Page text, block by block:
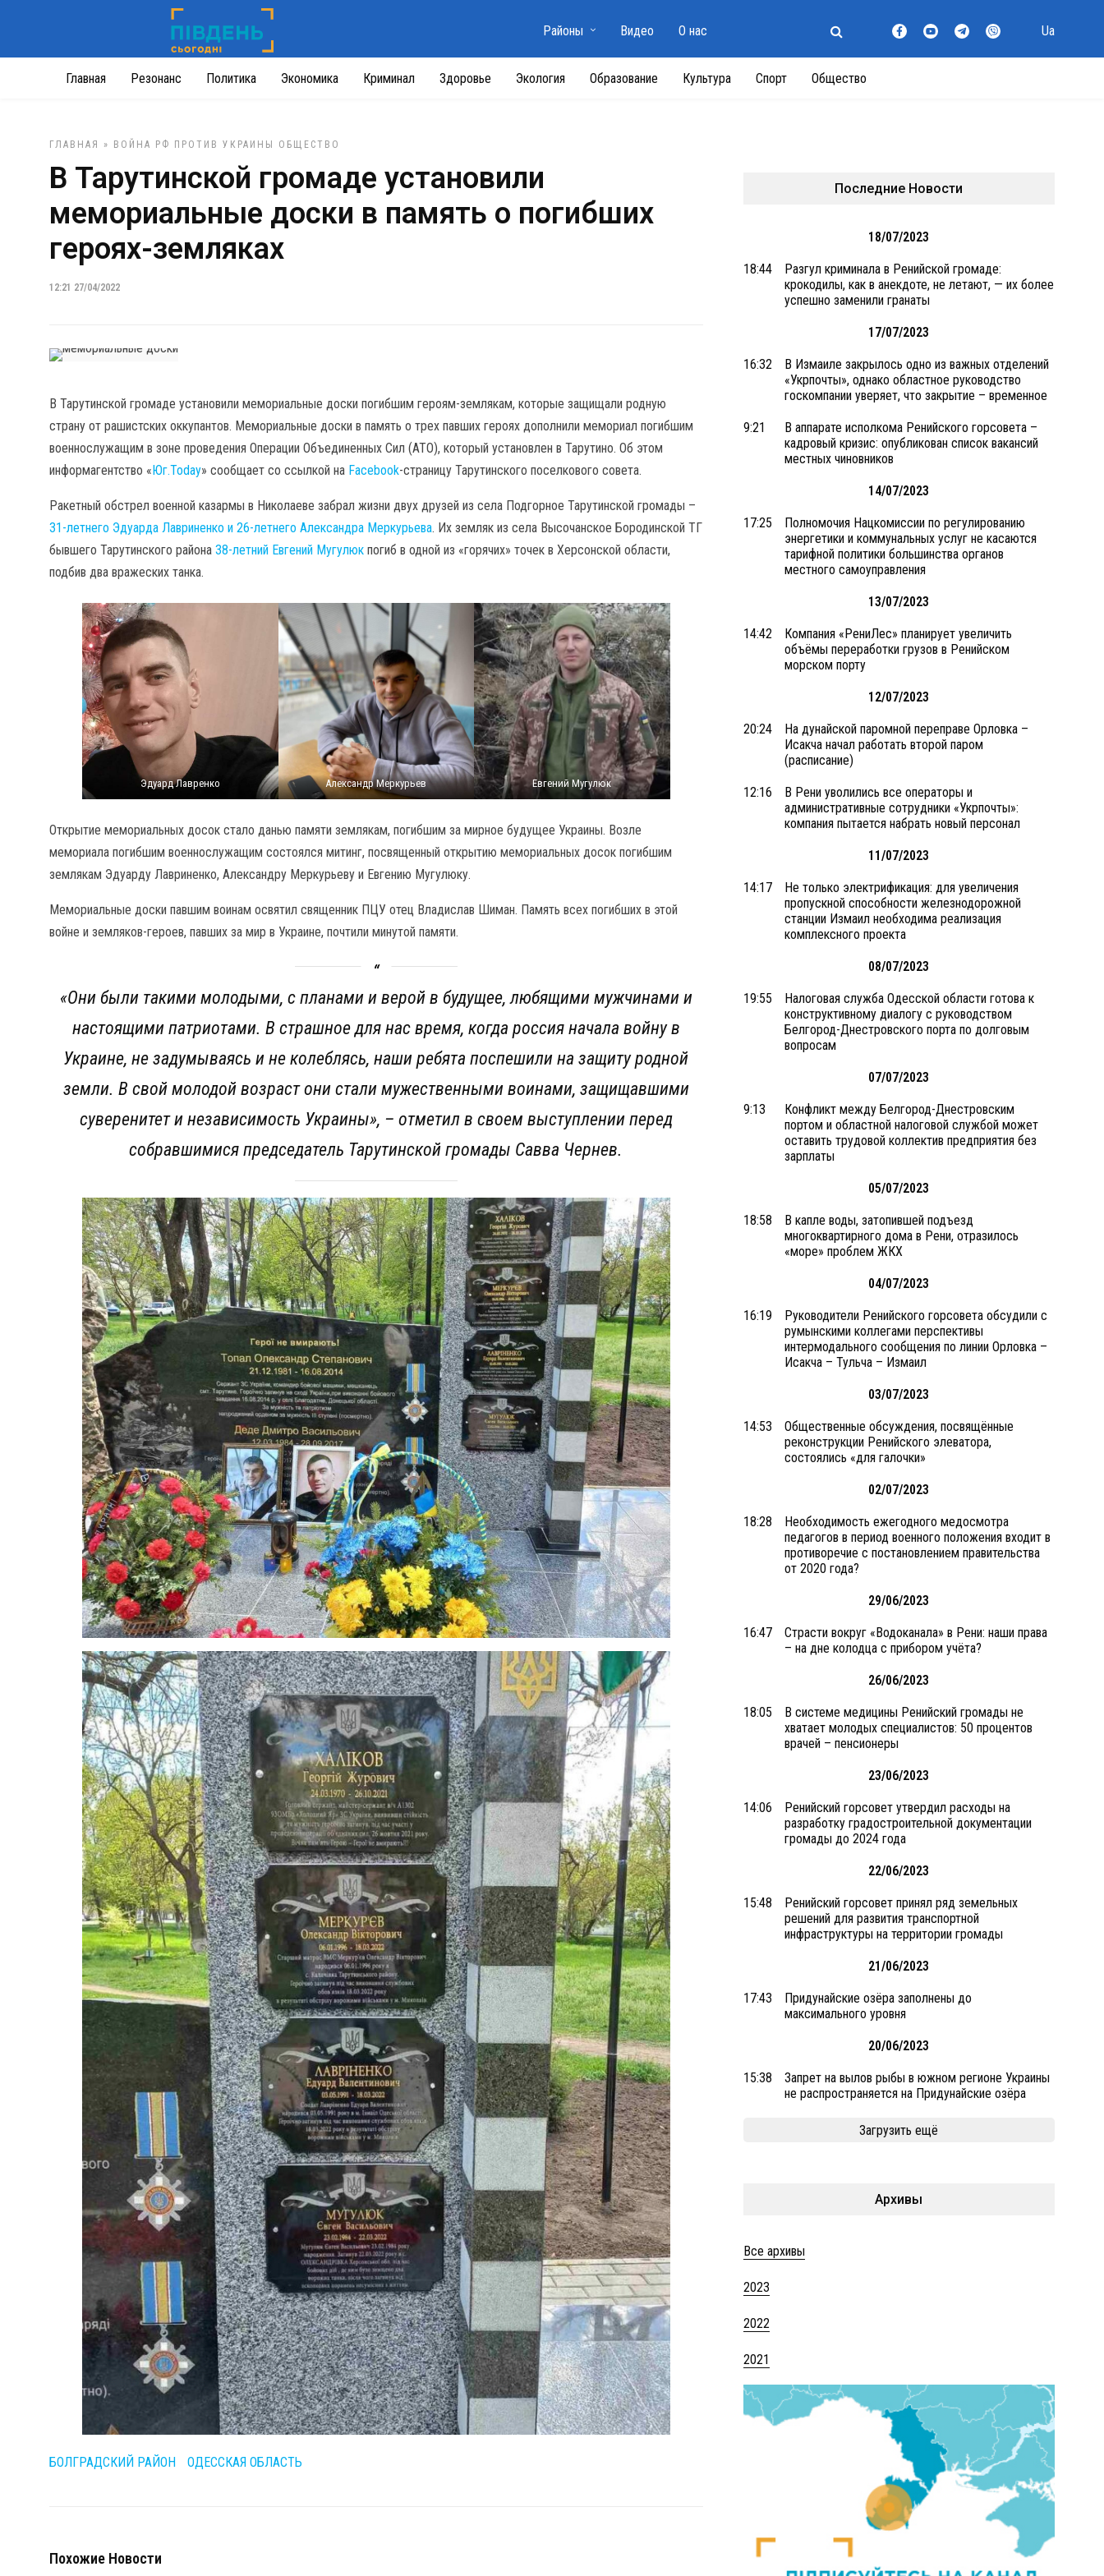
Главная Резонанс Политика Экономика Криминал Здоровье Экология Образование Культура Спорт Общество
Районы Видео О нас Ua
ГЛАВНАЯ » ВОЙНА РФ ПРОТИВ УКРАИНЫ ОБЩЕСТВО
В Тарутинской громаде установили
мемориальные доски в память о погибших
героях-земляках
12:21 27/04/2022
В Тарутинской громаде установили мемориальные доски погибшим героям-землякам, которые защищали родную
страну от рашистских оккупантов. Мемориальные доски в память о трех павших героях дополнили мемориал погибшим
военнослужащим в зоне проведения Операции Объединенных Сил (АТО), который установлен в Тарутино. Об этом
информагентство «Юг.Today» сообщает со ссылкой на Facebook-страницу Тарутинского поселкового совета.
Ракетный обстрел военной казармы в Николаеве забрал жизни двух друзей из села Подгорное Тарутинской громады –
31-летнего Эдуарда Лавриненко и 26-летнего Александра Меркурьева. Их земляк из села Высочанское Бородинской ТГ
бывшего Тарутинского района 38-летний Евгений Мугулюк погиб в одной из «горячих» точек в Херсонской области,
подбив два вражеских танка.
Эдуард Лавренко Александр Меркурьев Евгений Мугулюк
Открытие мемориальных досок стало данью памяти землякам, погибшим за мирное будущее Украины. Возле
мемориала погибшим военнослужащим состоялся митинг, посвященный открытию мемориальных досок погибшим
землякам Эдуарду Лавриненко, Александру Меркурьеву и Евгению Мугулюку.
Мемориальные доски павшим воинам освятил священник ПЦУ отец Владислав Шиман. Память всех погибших в этой
войне и земляков-героев, павших за мир в Украине, почтили минутой памяти.
«Они были такими молодыми, с планами и верой в будущее, любящими мужчинами и
настоящими патриотами. В страшное для нас время, когда россия начала войну в
Украине, не задумываясь и не колеблясь, наши ребята поспешили на защиту родной
земли. В свой молодой возраст они стали мужественными воинами, защищавшими
суверенитет и независимость Украины», – отметил в своем выступлении перед
собравшимися председатель Тарутинской громады Савва Чернев.
БОЛГРАДСКИЙ РАЙОН ОДЕССКАЯ ОБЛАСТЬ
Похожие Новости
Последние Новости
18/07/2023
18:44
Разгул криминала в Ренийской громаде:
крокодилы, как в анекдоте, не летают, — их более
успешно заменили гранаты
17/07/2023
16:32
В Измаиле закрылось одно из важных отделений
«Укрпочты», однако областное руководство
госкомпании уверяет, что закрытие – временное
9:21
В аппарате исполкома Ренийского горсовета –
кадровый кризис: опубликован список вакансий
местных чиновников
14/07/2023
17:25
Полномочия Нацкомиссии по регулированию
энергетики и коммунальных услуг не касаются
тарифной политики большинства органов
местного самоуправления
13/07/2023
14:42
Компания «РениЛес» планирует увеличить
объёмы переработки грузов в Ренийском
морском порту
12/07/2023
20:24
На дунайской паромной переправе Орловка –
Исакча начал работать второй паром
(расписание)
12:16
В Рени уволились все операторы и
административные сотрудники «Укрпочты»:
компания пытается набрать новый персонал
11/07/2023
14:17
Не только электрификация: для увеличения
пропускной способности железнодорожной
станции Измаил необходима реализация
комплексного проекта
08/07/2023
19:55
Налоговая служба Одесской области готова к
конструктивному диалогу с руководством
Белгород-Днестровского порта по долговым
вопросам
07/07/2023
9:13
Конфликт между Белгород-Днестровским
портом и областной налоговой службой может
оставить трудовой коллектив предприятия без
зарплаты
05/07/2023
18:58
В капле воды, затопившей подъезд
многоквартирного дома в Рени, отразилось
«море» проблем ЖКХ
04/07/2023
16:19
Руководители Ренийского горсовета обсудили с
румынскими коллегами перспективы
интермодального сообщения по линии Орловка –
Исакча – Тульча – Измаил
03/07/2023
14:53
Общественные обсуждения, посвящённые
реконструкции Ренийского элеватора,
состоялись «для галочки»
02/07/2023
18:28
Необходимость ежегодного медосмотра
педагогов в период военного положения входит в
противоречие с постановлением правительства
от 2020 года?
29/06/2023
16:47
Страсти вокруг «Водоканала» в Рени: наши права
– на дне колодца с прибором учёта?
26/06/2023
18:05
В системе медицины Ренийский громады не
хватает молодых специалистов: 50 процентов
врачей – пенсионеры
23/06/2023
14:06
Ренийский горсовет утвердил расходы на
разработку градостроительной документации
громады до 2024 года
22/06/2023
15:48
Ренийский горсовет принял ряд земельных
решений для развития транспортной
инфраструктуры на территории громады
21/06/2023
17:43
Придунайские озёра заполнены до
максимального уровня
20/06/2023
15:38
Запрет на вылов рыбы в южном регионе Украины
не распространяется на Придунайские озёра
Загрузить ещё
Архивы
Все архивы
2023
2022
2021